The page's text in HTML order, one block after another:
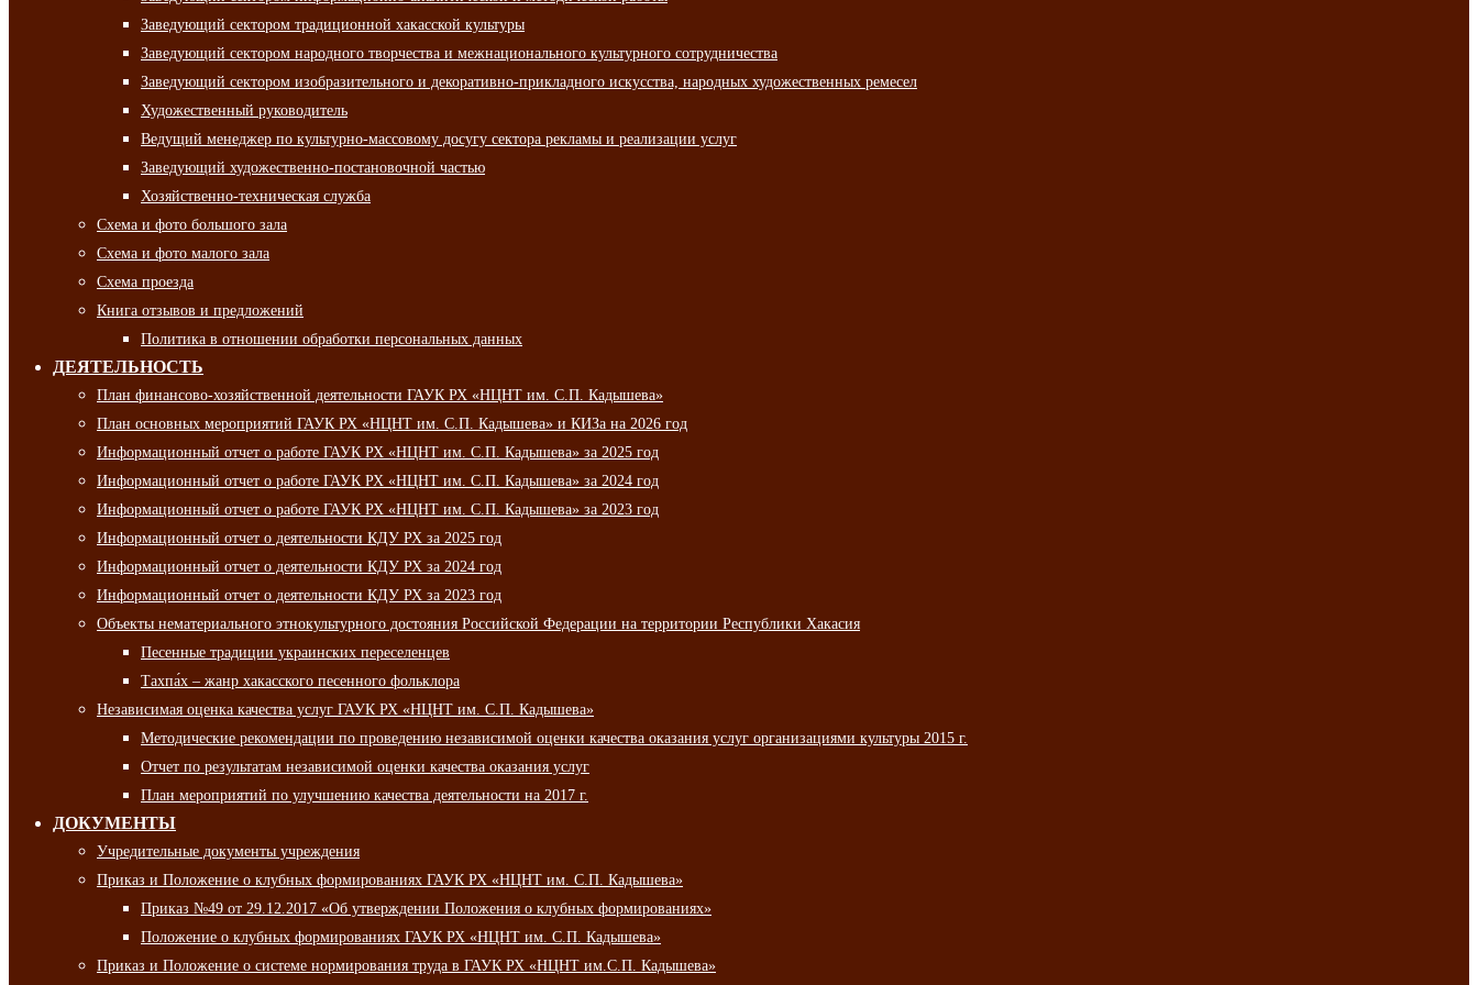
Заведующий сектором традиционной хакасской культуры
Заведующий сектором народного творчества и межнационального культурного сотрудничества
Заведующий сектором изобразительного и декоративно-прикладного искусства, народных художественных ремесел
Художественный руководитель
Ведущий менеджер по культурно-массовому досугу сектора рекламы и реализации услуг
Заведующий художественно-постановочной частью
Хозяйственно-техническая служба
Схема и фото большого зала
Схема и фото малого зала
Схема проезда
Книга отзывов и предложений
Политика в отношении обработки персональных данных
ДЕЯТЕЛЬНОСТЬ
План финансово-хозяйственной деятельности ГАУК РХ «НЦНТ им. С.П. Кадышева»
План основных мероприятий ГАУК РХ «НЦНТ им. С.П. Кадышева» и КИЗа на 2026 год
Информационный отчет о работе ГАУК РХ «НЦНТ им. С.П. Кадышева» за 2025 год
Информационный отчет о работе ГАУК РХ «НЦНТ им. С.П. Кадышева» за 2024 год
Информационный отчет о работе ГАУК РХ «НЦНТ им. С.П. Кадышева» за 2023 год
Информационный отчет о деятельности КДУ РХ за 2025 год
Информационный отчет о деятельности КДУ РХ за 2024 год
Информационный отчет о деятельности КДУ РХ за 2023 год
Объекты нематериального этнокультурного достояния Российской Федерации на территории Республики Хакасия
Песенные традиции украинских переселенцев
Тахпа́х – жанр хакасского песенного фольклора
Независимая оценка качества услуг ГАУК РХ «НЦНТ им. С.П. Кадышева»
Методические рекомендации по проведению независимой оценки качества оказания услуг организациями культуры 2015 г.
Отчет по результатам независимой оценки качества оказания услуг
План мероприятий по улучшению качества деятельности на 2017 г.
ДОКУМЕНТЫ
Учредительные документы учреждения
Приказ и Положение о клубных формированиях ГАУК РХ «НЦНТ им. С.П. Кадышева»
Приказ №49 от 29.12.2017 «Об утверждении Положения о клубных формированиях»
Положение о клубных формированиях ГАУК РХ «НЦНТ им. С.П. Кадышева»
Приказ и Положение о системе нормирования труда в ГАУК РХ «НЦНТ им.С.П. Кадышева»